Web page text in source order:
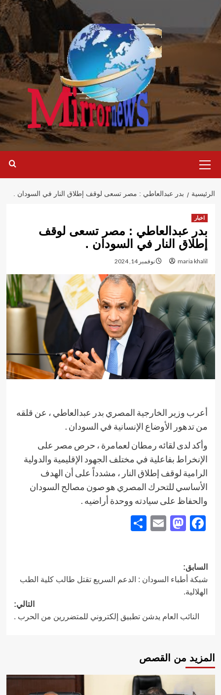
تخطي
إلى
المحتوى
الرئيسية
الرئيسية بدر عبدالعاطي : مصر تسعى لوقف إطلاق النار في السودان .
اخبار
بدر عبدالعاطي : مصر تسعى لوقف
إطلاق النار في السودان .
maria khalil نوفمبر 14, 2024
أعرب وزير الخارجية المصري بدر عبدالعاطي ، عن قلقه
من تدهور الأوضاع الإنسانية في السودان .
وأكد لدى لقائه رمطان لعمامرة ، حرص مصر على
الإنخراط بفاعلية في مختلف الجهود الإقليمية والدولية
الرامية لوقف إطلاق النار ، مشدداً على أن الهدف
الأساسي للتحرك المصري هو صون مصالح السودان
والحفاظ على سيادته ووحدة أراضيه .
Facebook
Mastodon
Email
تصفّح
المقالات
السابق:
شبكة أطباء السودان : الدعم السريع تقتل طالب كلية الطب
الهلالية.
التالي:
النائب العام يدشن تطبيق إلكتروني للمتضررين من الحرب .
المزيد من القصص